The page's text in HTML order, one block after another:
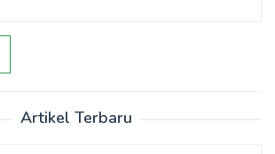
Artikel Terbaru